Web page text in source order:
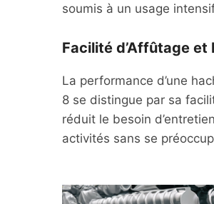
soumis à un usage
Facilité d’Affûtage
La performance d’une
8 se distingue par sa
réduit le besoin
activités sans se